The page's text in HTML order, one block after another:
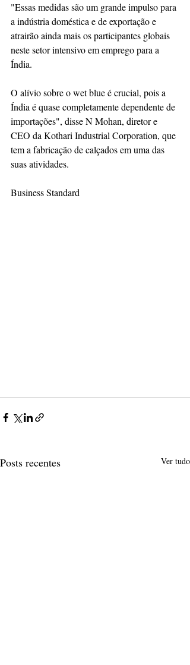
"Essas medidas são um grande impulso para
a indústria doméstica e de exportação e
atrairão ainda mais os participantes globais
neste setor intensivo em emprego para a
Índia.
O alívio sobre o wet blue é crucial, pois a
Índia é quase completamente dependente de
importações", disse N Mohan, diretor e
CEO da Kothari Industrial Corporation, que
tem a fabricação de calçados em uma das
suas atividades.
Business Standard
Posts recentes Ver tudo